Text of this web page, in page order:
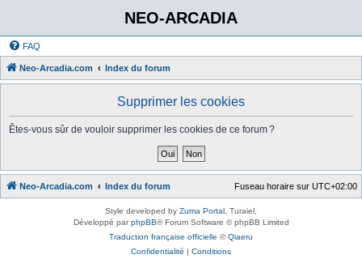
NEO-ARCADIA
FAQ
Neo-Arcadia.com Index du forum
Supprimer les cookies
Êtes-vous sûr de vouloir supprimer les cookies de ce forum ?
Neo-Arcadia.com Index du forum Fuseau horaire sur UTC+02:00
Style developed by Zuma Portal , Turaiel,
Développé parphpBB® Forum Software © phpBB Limited
Traduction française officielle ©Qiaeru
Confidentialité | Conditions